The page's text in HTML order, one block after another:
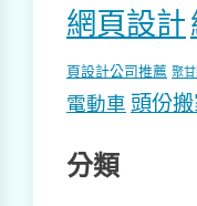
網頁設計
頁設計公司推薦 聚
電動車 頭份
分類